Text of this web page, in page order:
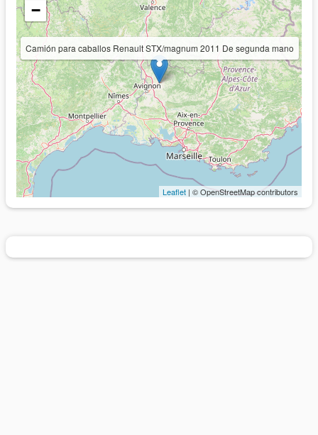
Camión para caballos Renault STX/magnum 2011 De segunda mano
−
Leaflet | © OpenStreetMap contributors